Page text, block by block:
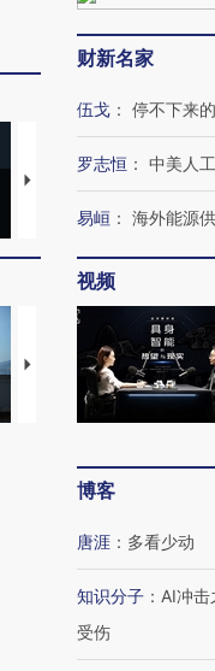
马航飞行员跨国走私7万
特朗普出席葬礼疑似打瞌
睡引争议 白宫怒斥批评
者“堕落的白痴”
财新名家
伍戈 ： 停不下来
罗志恒 ： 中美人
易峘 ： 海外能源
视频
博客
唐涯 ： 多看少动
知识分子 ： AI冲
受伤